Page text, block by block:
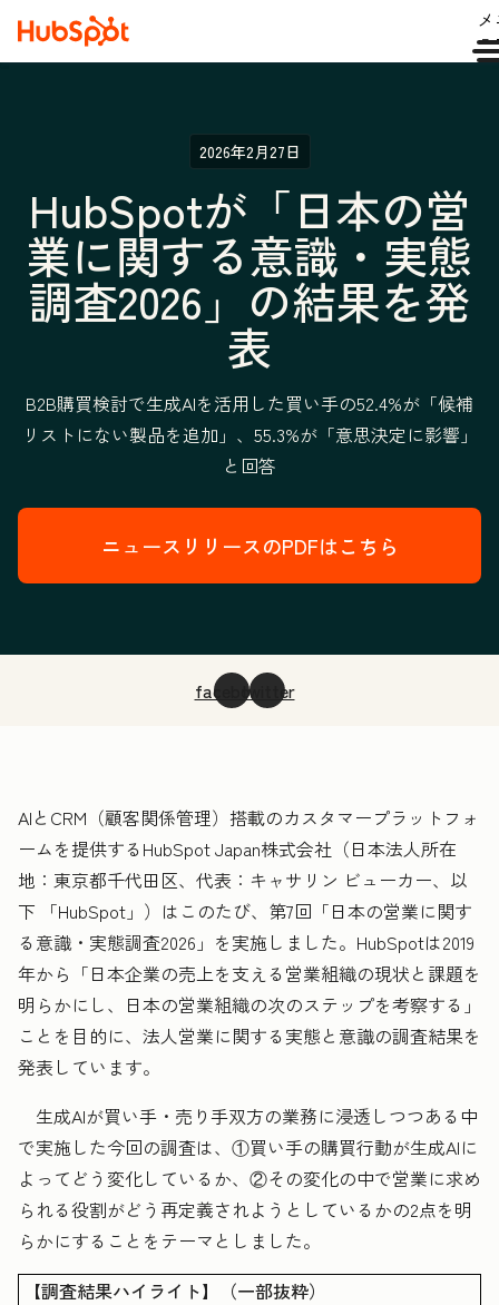
2026年2月27日
HubSpotが「日本の営
業に関する意識・実態
調査2026」の結果を発
表
B2B購買検討で生成AIを活用した買い手の52.4%が「候補
リストにない製品を追加」、55.3%が「意思決定に影響」
と回答
ニュースリリースのPDFはこちら
facebooktwitter
AIとCRM（顧客関係管理）搭載のカスタマープラットフォ
ームを提供するHubSpot Japan株式会社（日本法人所在
地：東京都千代田区、代表：キャサリン ビューカー、以
下 「HubSpot」）はこのたび、第7回「日本の営業に関す
る意識・実態調査2026」を実施しました。HubSpotは2019
年から「日本企業の売上を支える営業組織の現状と課題を
明らかにし、日本の営業組織の次のステップを考察する」
ことを目的に、法人営業に関する実態と意識の調査結果を
発表しています。
生成AIが買い手・売り手双方の業務に浸透しつつある中
で実施した今回の調査は、①買い手の購買行動が生成AIに
よってどう変化しているか、②その変化の中で営業に求め
られる役割がどう再定義されようとしているかの2点を明
らかにすることをテーマとしました。
【調査結果ハイライト】（一部抜粋）